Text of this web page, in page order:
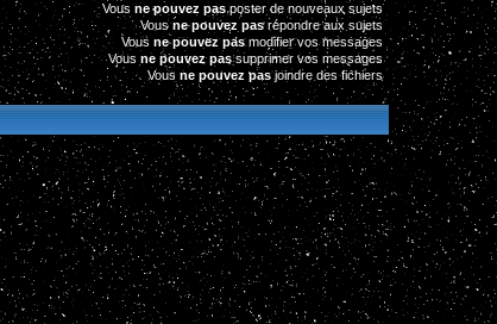
Vousne pouvez pasposter de nouveaux sujets
Vousne pouvez pasrépondre aux sujets
Vous ne pouvez pasmodifier vos messages
Vous ne pouvez passupprimer vos messages
Vous ne pouvez pasjoindre des fichiers